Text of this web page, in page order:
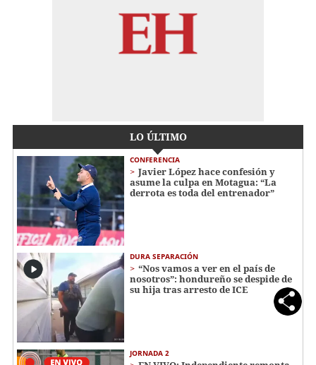
LO ÚLTIMO
CONFERENCIA
Javier López hace confesión y
asume la culpa en Motagua: “La
derrota es toda del entrenador”
DURA SEPARACIÓN
“Nos vamos a ver en el país de
nosotros”: hondureño se despide de
su hija tras arresto de ICE
JORNADA 2